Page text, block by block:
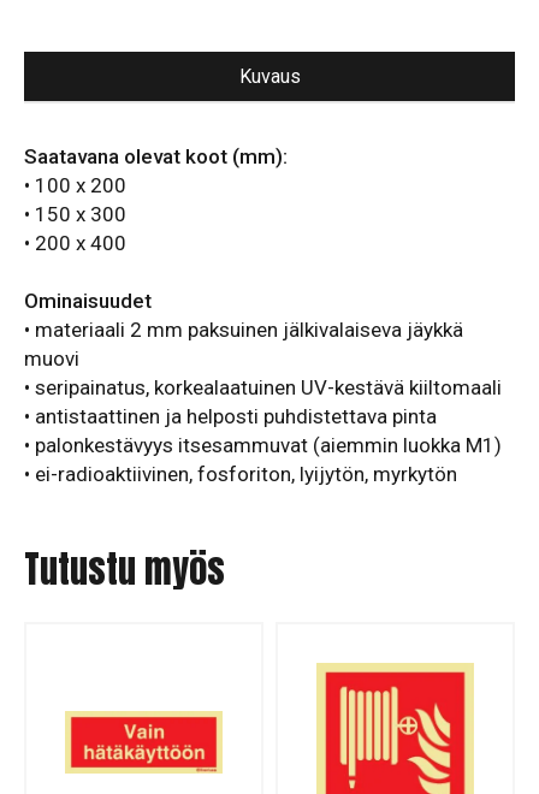
Kuvaus
Saatavana olevat koot (mm):
• 100 x 200
• 150 x 300
• 200 x 400
Ominaisuudet
• materiaali 2 mm paksuinen jälkivalaiseva jäykkä
muovi
• seripainatus, korkealaatuinen UV-kestävä kiiltomaali
• antistaattinen ja helposti puhdistettava pinta
• palonkestävyys itsesammuvat (aiemmin luokka M1)
• ei-radioaktiivinen, fosforiton, lyijytön, myrkytön
Tutustu myös